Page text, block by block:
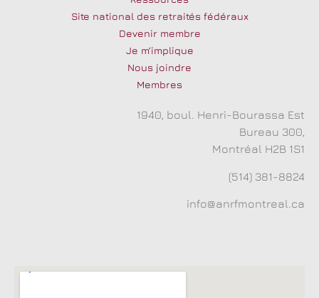
Site national des retraités fédéraux
Devenir membre
Je m’implique
Nous joindre
Membres
1940, boul. Henri-Bourassa Est
Bureau 300,
Montréal H2B 1S1
(514) 381-8824
info@anrfmontreal.ca